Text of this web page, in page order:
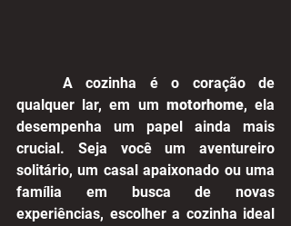
qualquer lar, em um motorhome, ela
desempenha um papel ainda mais
crucial. Seja você um aventureiro
solitário, um casal apaixonado ou uma
família em busca de novas
experiências, escolher a cozinha ideal